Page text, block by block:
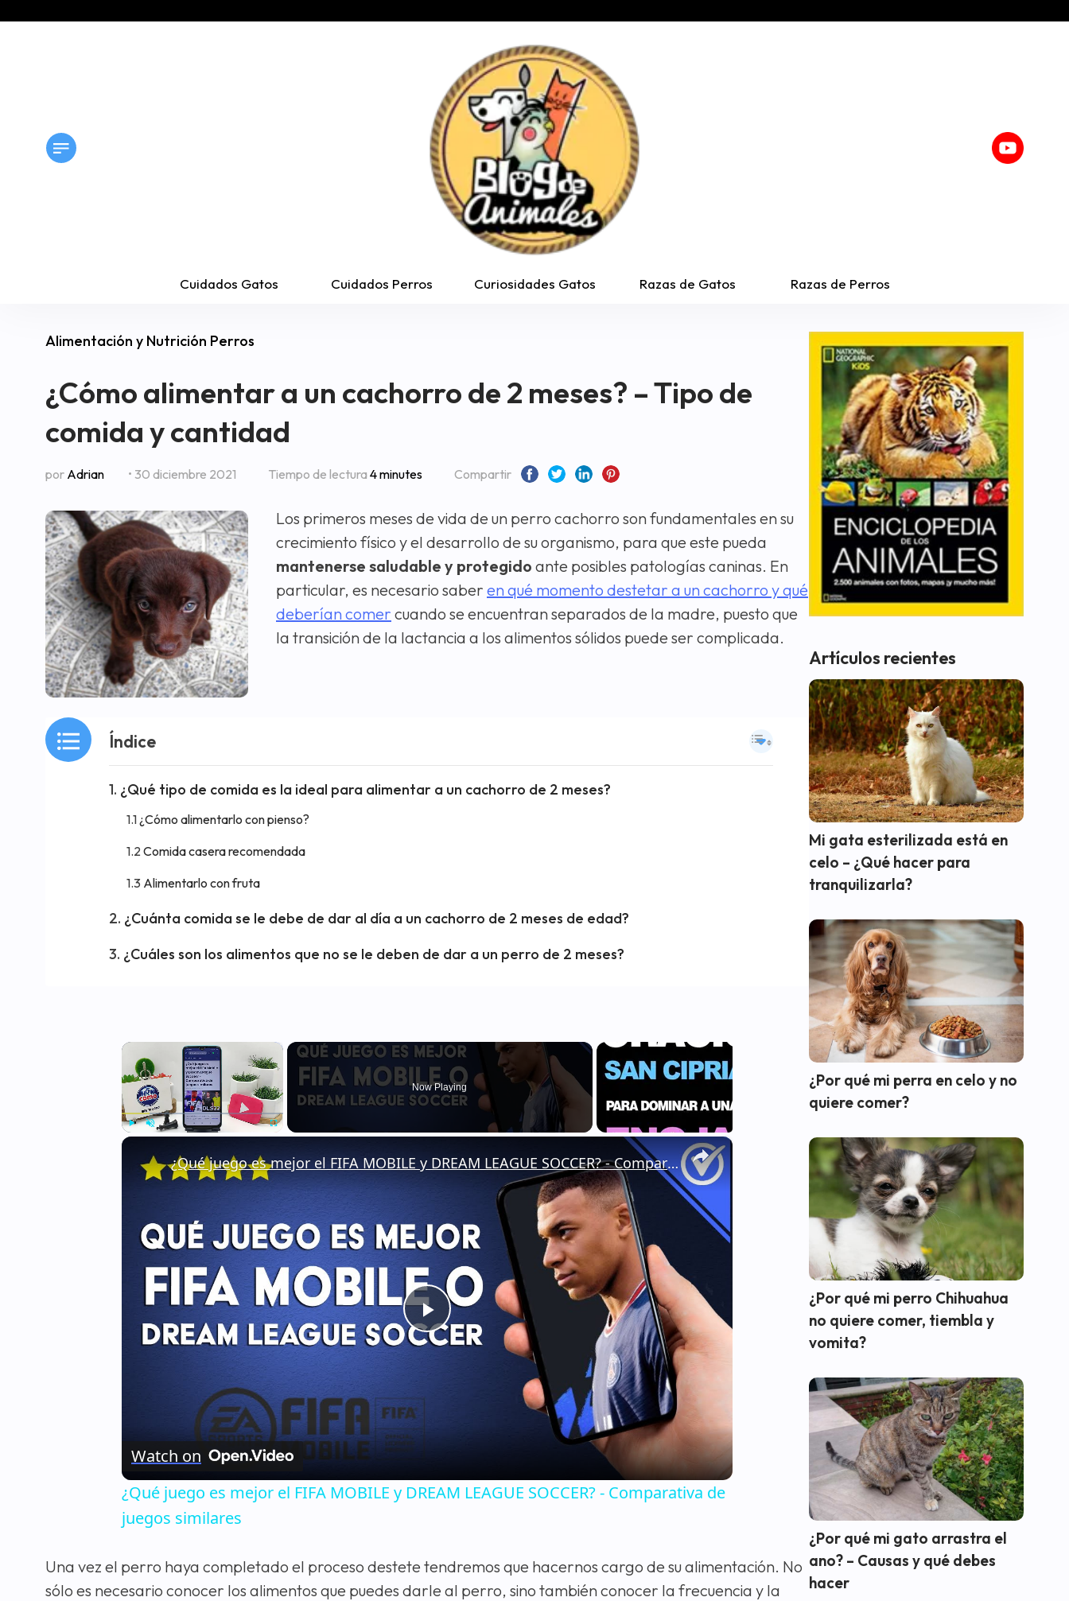
Cuidados Gatos Cuidados Perros Curiosidades Gatos Razas de Gatos Razas de Perros
Alimentación y Nutrición Perros
¿Cómo alimentar a un cachorro de 2 meses? – Tipo de
comida y cantidad
por Adrian • 30 diciembre 2021 Tiempo de lectura4 minutes Compartir
Los primeros meses de vida de un perro cachorro son fundamentales en su
crecimiento físico y el desarrollo de su organismo, para que este pueda
mantenerse saludable y protegido ante posibles patologías caninas. En
particular, es necesario saber en qué momento destetar a un cachorro y qué
deberían comer cuando se encuentran separados de la madre, puesto que
la transición de la lactancia a los alimentos sólidos puede ser complicada.
Índice
¿Qué tipo de comida es la ideal para alimentar a un cachorro de 2 meses?
¿Cómo alimentarlo con pienso?
Comida casera recomendada
Alimentarlo con fruta
¿Cuánta comida se le debe de dar al día a un cachorro de 2 meses de edad?
¿Cuáles son los alimentos que no se le deben de dar a un perro de 2 meses?
×
Now Playing
×
Play
¿Qué juego es mejor el FIFA MOBILE y DREAM LEAGUE SOCCER? - Comparativa de juegos similares
Watch on
¿Qué juego es mejor el FIFA MOBILE y DREAM LEAGUE SOCCER? - Comparativa de
juegos similares
Una vez el perro haya completado el proceso destete tendremos que hacernos cargo de su alimentación. No
sólo es necesario conocer los alimentos que puedes darle al perro, sino también conocer la frecuencia y la
Artículos recientes
Mi gata esterilizada está en
celo – ¿Qué hacer para
tranquilizarla?
¿Por qué mi perra en celo y no
quiere comer?
¿Por qué mi perro Chihuahua
no quiere comer, tiembla y
vomita?
¿Por qué mi gato arrastra el
ano? – Causas y qué debes
hacer